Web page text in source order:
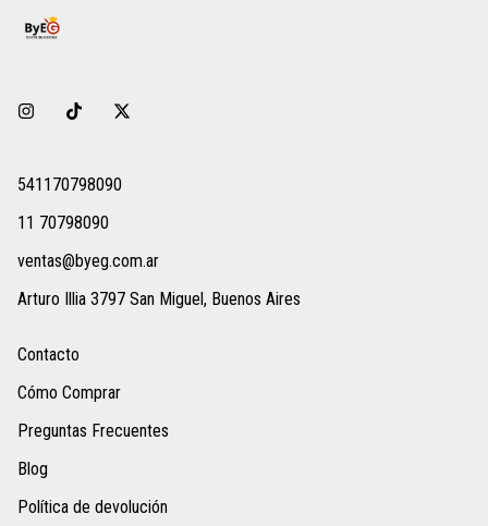
541170798090
11 70798090
ventas@byeg.com.ar
Arturo Illia 3797 San Miguel, Buenos Aires
Contacto
Cómo Comprar
Preguntas Frecuentes
Blog
Política de devolución